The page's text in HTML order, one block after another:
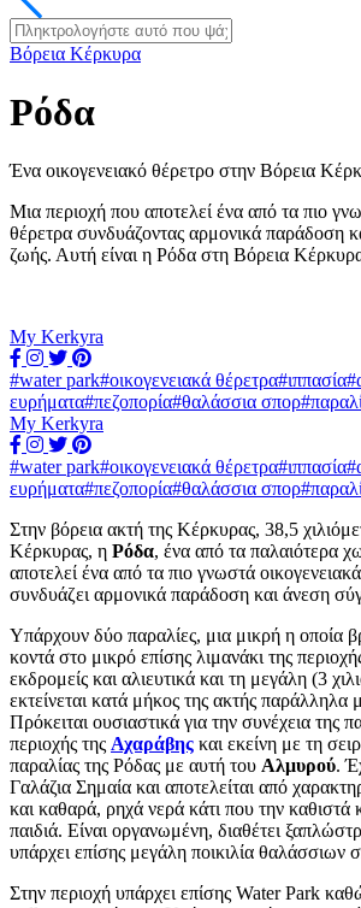
Βόρεια Κέρκυρα
Ρόδα
Ένα οικογενειακό θέρετρο στην Βόρεια
Μια περιοχή που αποτελεί ένα από τα πιο
θέρετρα συνδυάζοντας αρμονικά παράδοση
ζωής. Αυτή είναι η Ρόδα στη Βόρεια
My Kerkyra
#water park#οικογενειακά θέρετρα#ιππασία
ευρήματα#πεζοπορία#θαλάσσια σπορ
My Kerkyra
#water park#οικογενειακά θέρετρα#ιππασία
ευρήματα#πεζοπορία#θαλάσσια σπορ
Στην βόρεια ακτή της Κέρκυρας, 38,5
Κέρκυρας, η Ρόδα, ένα από τα παλαιότερα
αποτελεί ένα από τα πιο γνωστά
συνδυάζει αρμονικά παράδοση και άνεση
Υπάρχουν δύο παραλίες, μια μικρή η οποία
κοντά στο μικρό επίσης λιμανάκι της
εκδρομείς και αλιευτικά και τη μεγάλη (3
εκτείνεται κατά μήκος της ακτής παράλληλα
Πρόκειται ουσιαστικά για την συνέχεια της
περιοχής της Αχαράβης και εκείνη με τη
παραλίας της Ρόδας με αυτή του Αλμυρού.
Γαλάζια Σημαία και αποτελείται από
και καθαρά, ρηχά νερά κάτι που την καθιστά
παιδιά. Είναι οργανωμένη, διαθέτει
υπάρχει επίσης μεγάλη ποικιλία θαλάσσιων
Στην περιοχή υπάρχει επίσης Water Park